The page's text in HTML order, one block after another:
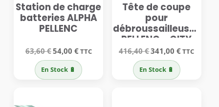
Station de charge
batteries ALPHA
PELLENC
63,60€ Le
prix
initial
était :
63,60 €.
54,00 €Le
actuel
est :
54,00 €.
TTC
En Stock 🔋
Tête de coupe
pour
débroussailleuses
PELLENC – CITY
CUT
416,40€Le
initial
était :
416,40 €.
341,00€Le
TTC
En Stock 🔋